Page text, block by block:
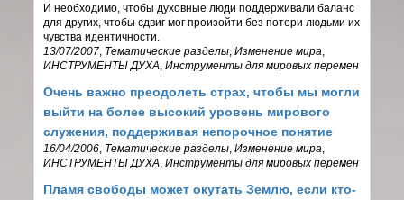
И необходимо, чтобы духовные люди поддерживали баланс
для других, чтобы сдвиг мог произойти без потери людьми их
чувства идентичности.
13/07/2007 Тематические разделы ,Изменение мира
ИНСТРУМЕНТЫ ДУХА ,Инструменты для мировых перемен
Очень важно преодолеть страх, чтобы мы могли
выйти на более высокий уровень мирового
служения, поддерживая непорочное понятие
16/04/2006 Тематические разделы ,Изменение мира
ИНСТРУМЕНТЫ ДУХА ,Инструменты для мировых перемен
Пламя свободы может окутать Землю, если кто-